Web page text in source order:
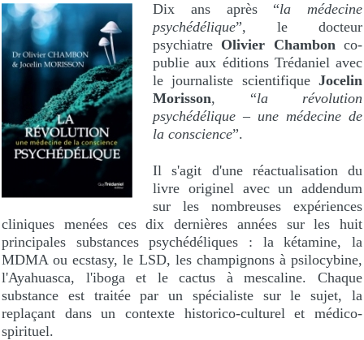
Dix ans après “la médecine
psychédélique”, le docteur
psychiatre Olivier Chambonco-
publie aux éditions Trédaniel avec
le journaliste scientifique Jocelin
Morisson, “la révolution
psychédélique – une médecine de
la conscience”.
Il s'agit d'une réactualisation du
livre originel avec un addendum
sur les nombreuses expériences
cliniques menées ces dix dernières années sur les huit
principales substances psychédéliques : la kétamine, la
MDMA ou ecstasy, le LSD, les champignons à psilocybine,
l'Ayahuasca, l'iboga et le cactus à mescaline. Chaque
substance est traitée par un spécialiste sur le sujet, la
replaçant dans un contexte historico-culturel et médico-
spirituel.